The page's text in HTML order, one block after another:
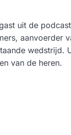
uit de
aanvoerder
van de heren.